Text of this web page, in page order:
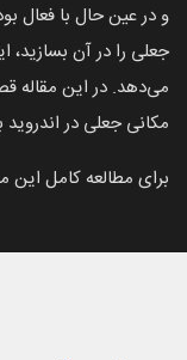
جعلی را در آن بسازید،
می‌دهد. در این مقاله
مکانی جعلی در اندروید
برای مطالعه کامل